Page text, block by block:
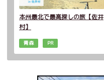
本州最北で最高探しの旅【佐井
村】
青森 PR